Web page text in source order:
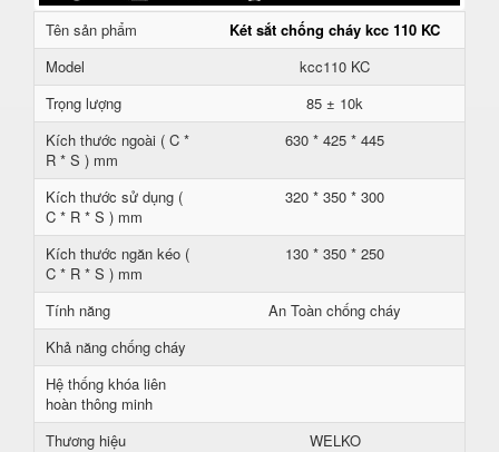
Tên sản phẩm
Két sắt chống cháy kcc 110 KC
Model
kcc110 KC
Trọng lượng
85 ± 10k
Kích thước ngoài ( C *
R * S ) mm
630 * 425 * 445
Kích thước sử dụng (
C * R * S ) mm
320 * 350 * 300
Kích thước ngăn kéo (
C * R * S ) mm
130 * 350 * 250
Tính năng
An Toàn chống cháy
Khả năng chống cháy
Hệ thống khóa liên
hoàn thông minh
Thương hiệu
WELKO